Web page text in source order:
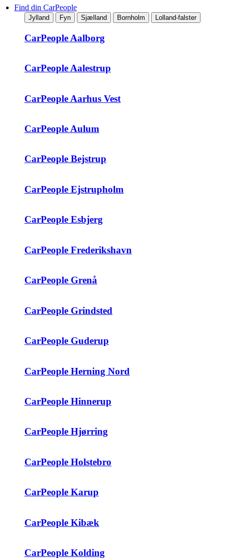
Find din CarPeople
Jylland Fyn Sjælland Bornholm Lolland-falster
CarPeople Aalborg
CarPeople Aalestrup
CarPeople Aarhus Vest
CarPeople Aulum
CarPeople Bejstrup
CarPeople Ejstrupholm
CarPeople Esbjerg
CarPeople Frederikshavn
CarPeople Grenå
CarPeople Grindsted
CarPeople Guderup
CarPeople Herning Nord
CarPeople Hinnerup
CarPeople Hjørring
CarPeople Holstebro
CarPeople Karup
CarPeople Kibæk
CarPeople Kolding